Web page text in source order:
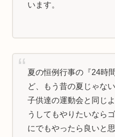
います。
夏の恒例行事の『24時
ど、もう昔の夏じゃない
子供達の運動会と同じ
うしてもやりたいなら
にでもやったら良いと思